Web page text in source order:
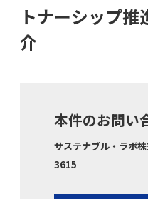
トナーシップ
介
本件のお問い
サステナブル・ラボ
3615